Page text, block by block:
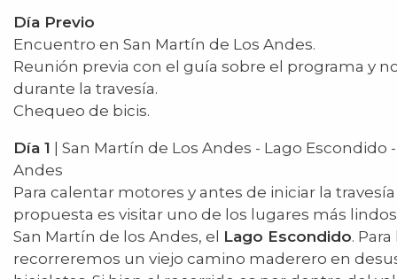
Día Previo
Encuentro en San Martín de Los Andes.
Reunión previa con el guía sobre el programa y
durante la travesía.
Chequeo de bicis.
Día 1 | San Martín de Los Andes - Lago Escondido
Andes
Para calentar motores y antes de iniciar la
propuesta es visitar uno de los lugares más
San Martín de los Andes, el Lago Escondido.
recorreremos un viejo camino maderero en